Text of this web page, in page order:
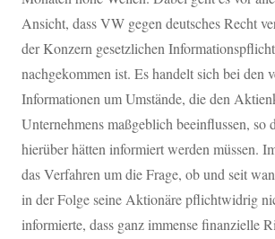
Ansicht, dass VW gegen deutsches Recht
der Konzern gesetzlichen
nachgekommen ist. Es handelt sich bei den
Informationen um Umstände, die den
Unternehmens maßgeblich beeinflussen, so
hierüber hätten informiert werden müssen.
das Verfahren um die Frage, ob und seit
in der Folge seine Aktionäre pflichtwidrig
informierte, dass ganz immense finanzielle